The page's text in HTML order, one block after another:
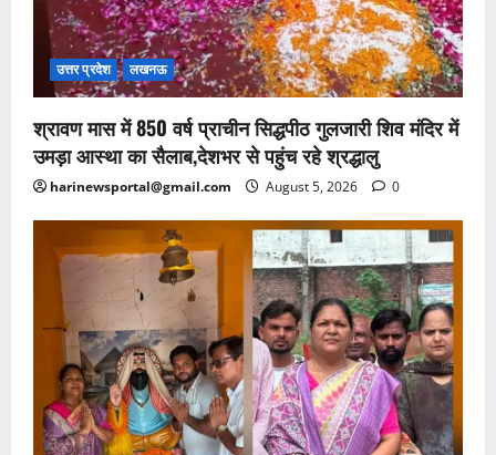
उत्तर प्रदेश लखनऊ
श्रावण मास में 850 वर्ष प्राचीन सिद्धपीठ गुलजारी शिव मंदिर में
उमड़ा आस्था का सैलाब,देशभर से पहुंच रहे श्रद्धालु
harinewsportal@gmail.com August 5, 2026 0